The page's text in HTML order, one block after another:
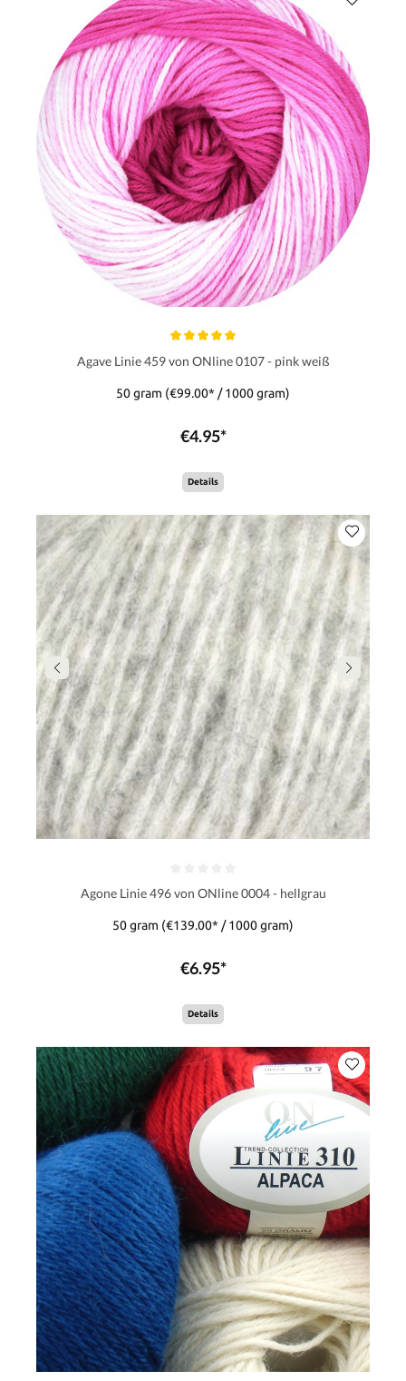
Agave Linie 459 von ONline 0107 - pink weiß
50 gram (€99.00* / 1000 gram)
€4.95*
Details
Agone Linie 496 von ONline 0004 - hellgrau
50 gram (€139.00* / 1000 gram)
€6.95*
Details